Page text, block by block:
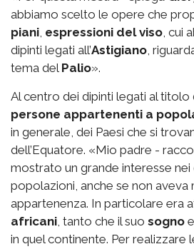
abbiamo scelto le opere che
piani, espressioni del viso, cui
dipinti legati all’Astigiano,
tema del Palio».
Al centro dei dipinti legati al titolo
persone appartenenti a
in generale, dei Paesi che si
dell’Equatore. «Mio padre -
mostrato un grande interesse
popolazioni, anche se non aveva
appartenenza. In particolare era
africani, tanto che il suo sogno
in quel continente. Per realizzare